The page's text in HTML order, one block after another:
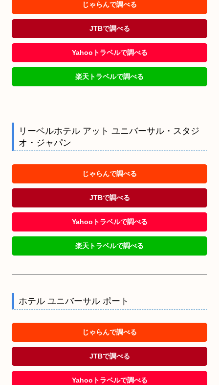
じゃらんで調べる
JTBで調べる
Yahooトラベルで調べる
楽天トラベルで調べる
リーベルホテル アット ユニバーサル・スタジ
オ・ジャパン
じゃらんで調べる
JTBで調べる
Yahooトラベルで調べる
楽天トラベルで調べる
ホテル ユニバーサル ポート
じゃらんで調べる
JTBで調べる
Yahooトラベルで調べる